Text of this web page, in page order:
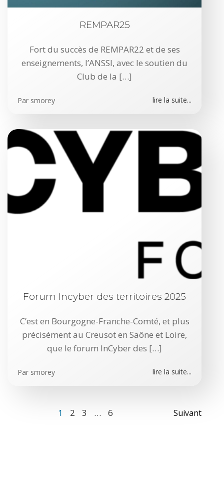
REMPAR25
Fort du succès de REMPAR22 et de ses
enseignements, l’ANSSI, avec le soutien du
Club de la […]
Par smorey lire la suite...
Forum Incyber des territoires 2025
C’est en Bourgogne-Franche-Comté, et plus
précisément au Creusot en Saône et Loire,
que le forum InCyber des […]
Par smorey lire la suite...
PostsPage
1 Page
2 Page
3 … Page
6 Suivant